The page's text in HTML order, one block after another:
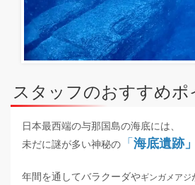
スタッフのおすすめポ
日本最西端の与那国島の海底には、
未だに謎が多い神秘の
「 海底遺跡」
年間を通してバラクーダやギンガメアジ